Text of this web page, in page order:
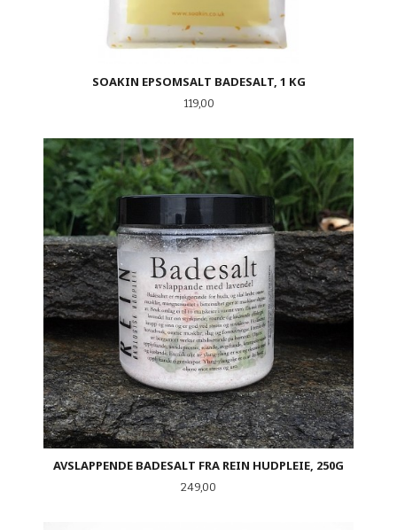
SOAKIN EPSOMSALT BADESALT, 1 KG
Pris
119,00
AVSLAPPENDE BADESALT FRA REIN HUDPLEIE, 250G
Pris
249,00